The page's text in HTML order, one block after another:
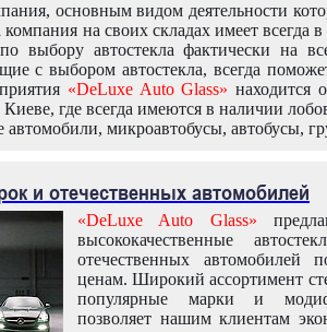
основным видом деятельности
компания на своих складах имеет всегда
выбору автостекла фактически на
с выбором автостекла, всегда
«DeLuxe Auto Glass» находится
где всегда имеются в наличии
автомобили, микроавтобусы, автобусы,
и отечественных автомобилей
«DeLuxe Auto Glass»
высококачественные
отечественных
ценам. Широкий ассортимент
популярные марки и
позволяет нашим клиентам